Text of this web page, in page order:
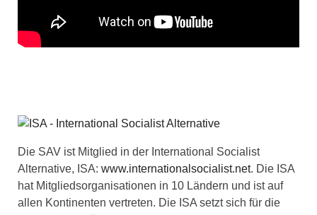
Die SAV ist Mitglied in der International Socialist
Alternative, ISA: www.internationalsocialist.net. Die ISA
hat Mitgliedsorganisationen in 10 Ländern und ist auf
allen Kontinenten vertreten. Die ISA setzt sich für die